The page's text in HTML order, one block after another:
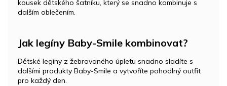
kousek dětského šatníku, který se snadno kombinuje s
dalším oblečením.
Jak legíny Baby-Smile kombinovat?
Dětské legíny z žebrovaného úpletu snadno sladíte s
dalšími produkty Baby-Smile a vytvoříte pohodlný outfit
pro každý den.